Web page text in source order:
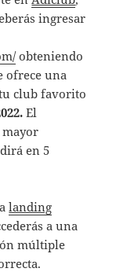
ingresar
obteniendo
ofrece una
club favorito
El
en 5
landing
a una
múltiple